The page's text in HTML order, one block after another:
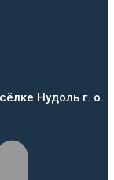
Нудоль г. о.